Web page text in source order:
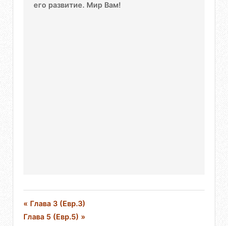
его развитие. Мир Вам!
« Глава 3 (Евр.3)
Глава 5 (Евр.5) »